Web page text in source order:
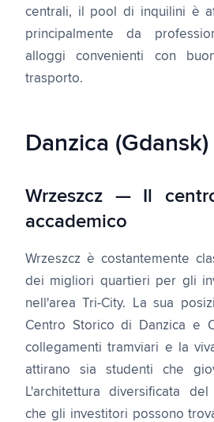
centrali, il pool di inquilini è
principalmente da
alloggi convenienti con
trasporto.
Danzica (Gdansk)
Wrzeszcz — Il
accademico
Wrzeszcz è costantemente
dei migliori quartieri per gli
nell'area Tri-City. La sua
Centro Storico di Danzica e
collegamenti tramviari e la
attirano sia studenti che
L'architettura diversificata
che gli investitori possono